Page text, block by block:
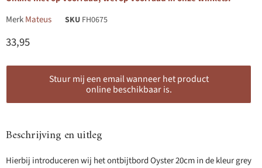
MerkMateus SKU FH0675
Huidige prijs
33,95
Stuur mij een email wanneer het product
online beschikbaar is.
Beschrijving en uitleg
Hierbij introduceren wij het ontbijtbord Oyster 20cm in de kleur grey